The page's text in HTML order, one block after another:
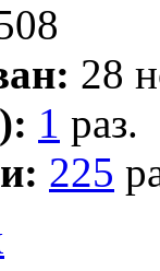
28
1 раз.
225